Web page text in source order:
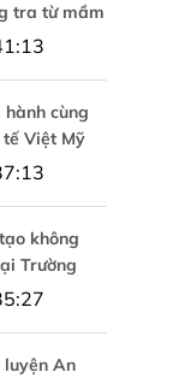
tra từ mầm
cùng
tế Việt Mỹ
tập chuẩn
không
Trường
luyện An